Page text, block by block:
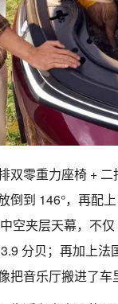
双零重力座椅 +
倒到 146°，再配
空夹层天幕，不
分贝；再加上
把音乐厅搬进了车